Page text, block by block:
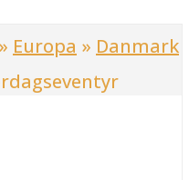
» Europa » Danmark